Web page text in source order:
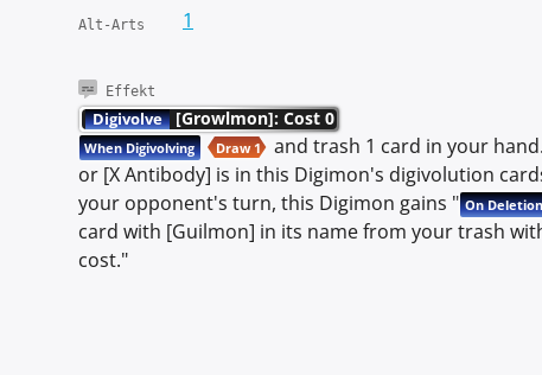
Alt-Arts 1
Effekt
Digivolve [Growlmon]: Cost 0
When Digivolving Draw 1
and trash 1 card in your
or [X Antibody] is in this Digimon's digivolution
your opponent's turn, this Digimon gains " On
card with [Guilmon] in its name from your trash
cost."